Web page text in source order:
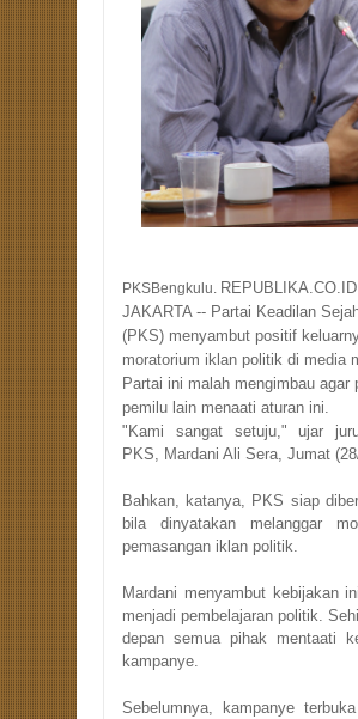
PKSBengkulu.
JAKARTA -- Partai Keadilan
(PKS) menyambut positif
moratorium iklan politik di media
Partai ini malah mengimbau agar
pemilu lain menaati aturan ini.
"Kami sangat setuju," ujar
PKS, Mardani Ali Sera, Jumat
Bahkan, katanya, PKS siap
bila dinyatakan melanggar
pemasangan iklan politik.
Mardani menyambut kebijakan
menjadi pembelajaran politik.
depan semua pihak mentaati
kampanye.
Sebelumnya, kampanye